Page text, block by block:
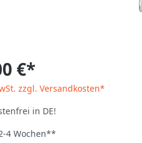
€*
zzgl. Versandkosten*
in DE!
4 Wochen**